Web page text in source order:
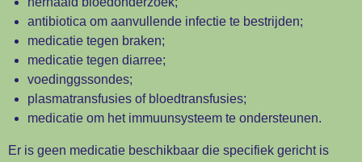
antibiotica om aanvullende infectie te bestrijden;
medicatie tegen braken;
medicatie tegen diarree;
voedinggssondes;
plasmatransfusies of bloedtransfusies;
medicatie om het immuunsysteem te ondersteunen.
Er is geen medicatie beschikbaar die specifiek gericht is